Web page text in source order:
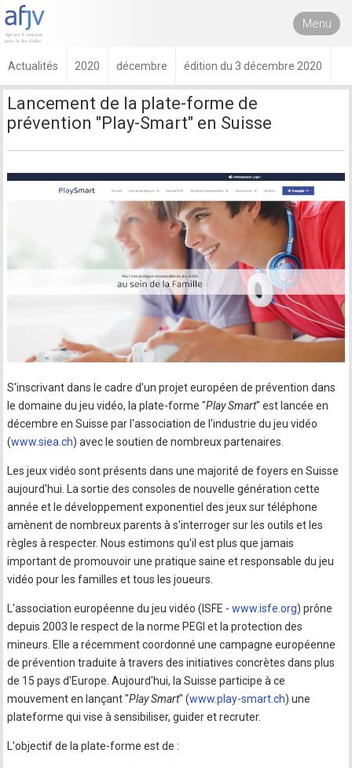
Menu
Actualités 2020 décembre édition du 3 décembre 2020
Lancement de la plate-forme de
prévention "Play-Smart" en Suisse
S'inscrivant dans le cadre d'un projet européen de prévention dans
le domaine du jeu vidéo, la plate-forme "Play Smart" est lancée en
décembre en Suisse par l'association de l'industrie du jeu vidéo
(www.siea.ch) avec le soutien de nombreux partenaires.
Les jeux vidéo sont présents dans une majorité de foyers en Suisse
aujourd'hui. La sortie des consoles de nouvelle génération cette
année et le développement exponentiel des jeux sur téléphone
amènent de nombreux parents à s'interroger sur les outils et les
règles à respecter. Nous estimons qu'il est plus que jamais
important de promouvoir une pratique saine et responsable du jeu
vidéo pour les familles et tous les joueurs.
L'association européenne du jeu vidéo (ISFE -www.isfe.org) prône
depuis 2003 le respect de la norme PEGI et la protection des
mineurs. Elle a récemment coordonné une campagne européenne
de prévention traduite à travers des initiatives concrètes dans plus
de 15 pays d'Europe. Aujourd'hui, la Suisse participe à ce
mouvement en lançant "Play Smart" (www.play-smart.ch) une
plateforme qui vise à sensibiliser, guider et recruter.
L'objectif de la plate-forme est de :